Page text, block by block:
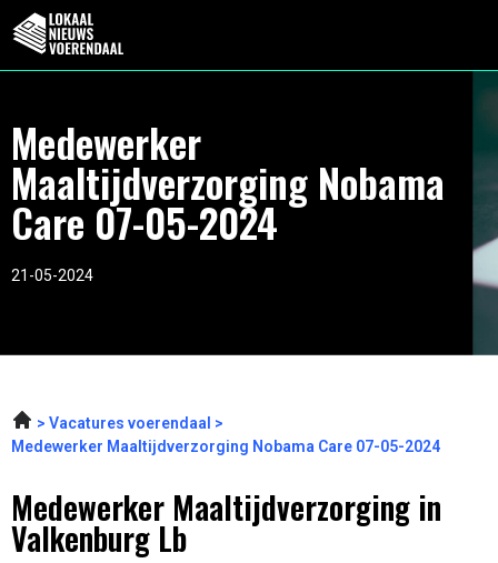
Medewerker
Maaltijdverzorging Nobama
Care 07-05-2024
21-05-2024
Vacatures voerendaal
Medewerker Maaltijdverzorging Nobama Care 07-05-2024
Medewerker Maaltijdverzorging in
Valkenburg Lb